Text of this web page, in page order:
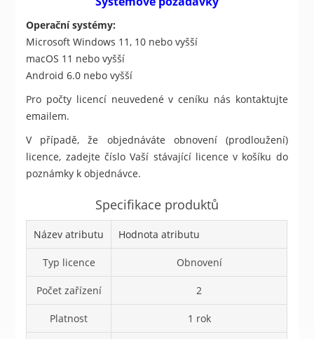
Operační systémy:
Microsoft Windows 11, 10 nebo vyšší
macOS 11 nebo vyšší
Android 6.0 nebo vyšší
Pro počty licencí neuvedené v ceníku nás kontaktujte
emailem.
V případě, že objednáváte obnovení (prodloužení)
licence, zadejte číslo Vaší stávající licence v košíku do
poznámky k objednávce.
Specifikace produktů
Název atributu Hodnota atributu
Typ licence Obnovení
Počet zařízení 2
Platnost 1 rok